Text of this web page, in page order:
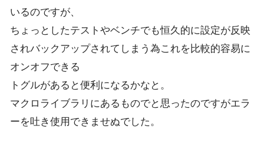
いるのですが、
ちょっとしたテストやベンチでも恒久的に設定が反映
されバックアップされてしまう為これを比較的容易に
オンオフできる
トグルがあると便利になるかなと。
マクロライブラリにあるものでと思ったのですがエラ
ーを吐き使用できませぬでした。